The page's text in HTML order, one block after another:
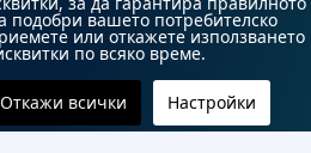
подобри вашето потребителско
или откажете използването
по всяко време.
Откажи всички Настройки